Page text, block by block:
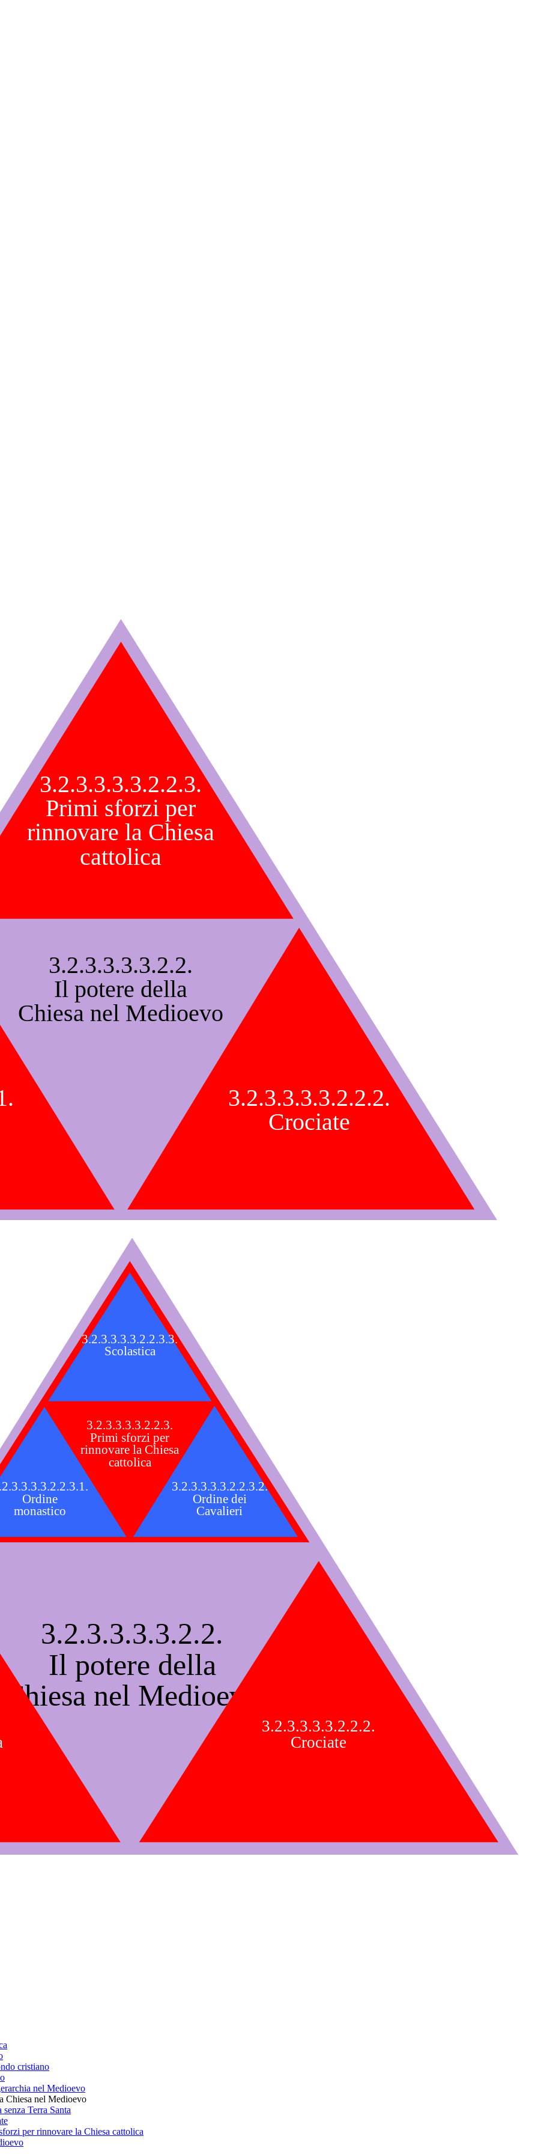
3.2.3.3.3.3.2.2.
Il potere della
Chiesa nel Medioevo
3.2.3.3.3.3.2.2.2.
Crociate
3.2.3.3.3.3.2.2.3.
Primi sforzi per
rinnovare la Chiesa
cattolica
3.2.3.3.3.3.2.2.
Il potere della
Chiesa nel Medioevo
3.2.3.3.3.3.2.2.2.
Crociate
3.2.3.3.3.3.2.2.3.
Primi sforzi per
rinnovare la Chiesa
cattolica
Ordine
monastico
3.2.3.3.3.3.2.2.3.2.
Ordine dei
Cavalieri
3.2.3.3.3.3.2.2.3.3.
Scolastica
cristiano
nel Medioevo
Chiesa nel Medioevo
senza Terra Santa
per rinnovare la Chiesa cattolica